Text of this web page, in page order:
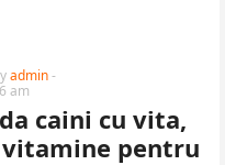
admin-
am
caini cu vita,
pentru